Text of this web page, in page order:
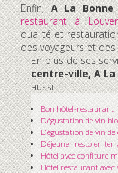
Enfin,A La Bonne
restaurant à
qualité et
des voyageurs et
En plus de ses
centre-ville, A La
aussi :
Bon hôtel-restaurant
Dégustation de vin bio
Dégustation de vin de
Déjeuner resto en
Hôtel avec confiture
Hôtel restaurant avec